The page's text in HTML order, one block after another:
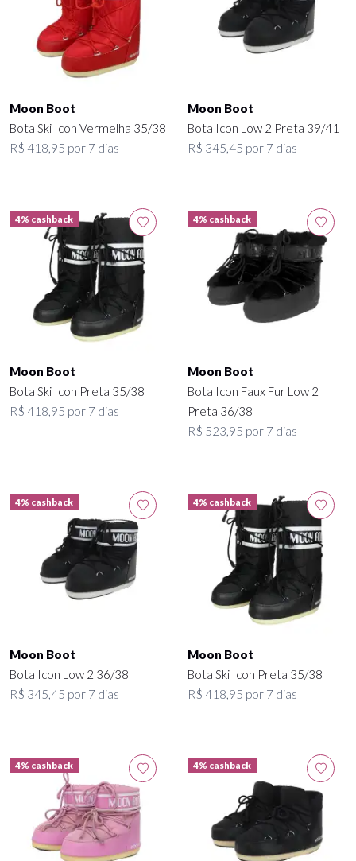
Moon Boot
Bota Ski Icon Vermelha 35/38
R$ 418,95 por 7 dias
Moon Boot
Bota Icon Low 2 Preta 39/41
R$ 345,45 por 7 dias
4% cashback
Moon Boot
Bota Ski Icon Preta 35/38
R$ 418,95 por 7 dias
4% cashback
Moon Boot
Bota Icon Faux Fur Low 2
Preta 36/38
R$ 523,95 por 7 dias
4% cashback
Moon Boot
Bota Icon Low 2 36/38
R$ 345,45 por 7 dias
4% cashback
Moon Boot
Bota Ski Icon Preta 35/38
R$ 418,95 por 7 dias
4% cashback 4% cashback